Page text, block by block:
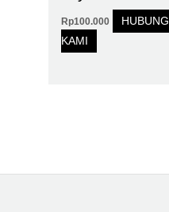
Rp100.000
HUBUNGI
KAMI